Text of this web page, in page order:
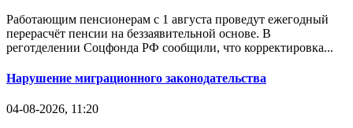
Работающим пенсионерам с 1 августа проведут ежегодный
перерасчёт пенсии на беззаявительной основе. В
реготделении Соцфонда РФ сообщили, что корректировка...
Нарушение миграционного законодательства
04-08-2026, 11:20